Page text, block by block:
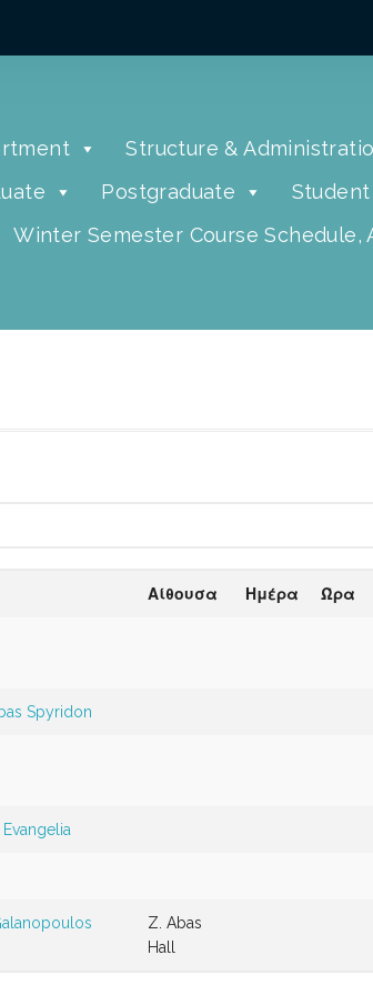
Structure &
Postgraduate
Winter Semester Course Schedule,
Αίθουσα Ημέρα Ώρα
Spyridon
Z. Abas
Hall